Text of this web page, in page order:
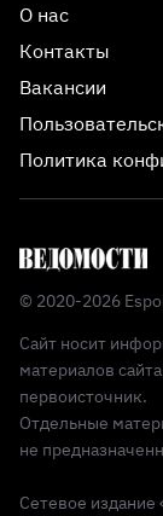
О нас
Контакты
Вакансии
Политика
© 2020-2026
Сайт носит
материалов
первоисточник.
Отдельные
не
Сетевое издание